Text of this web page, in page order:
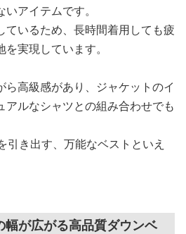
アイテムです。
ているため、長時間着用しても疲
実現しています。
ら高級感があり、ジャケットのイ
アルなシャツとの組み合わせでも
引き出す、万能なベストといえ
幅が広がる高品質ダウンベ